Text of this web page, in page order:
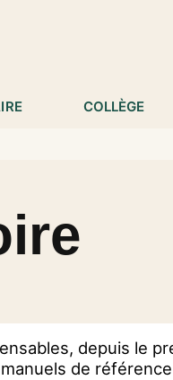
COLLÈGE
depuis le
de